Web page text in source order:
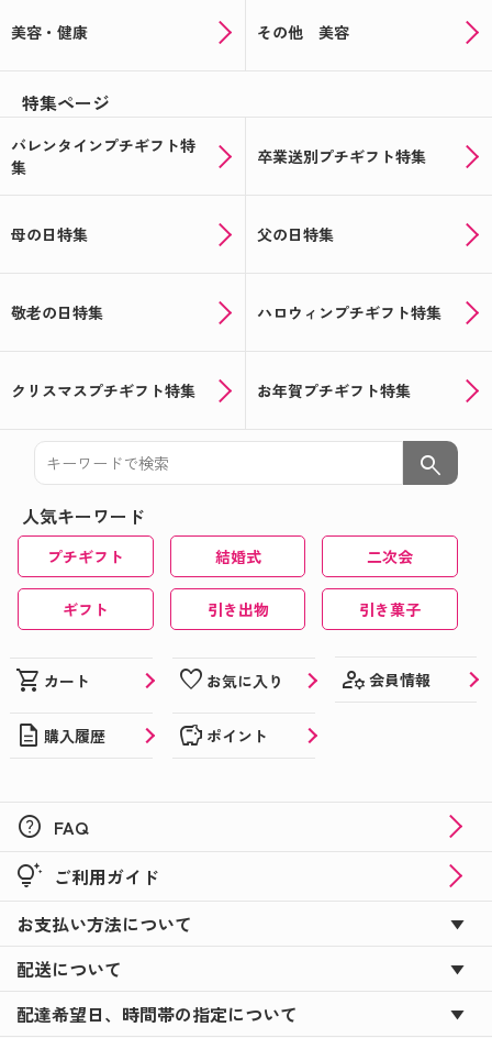
美容・健康 その他 美容
特集ページ
バレンタインプチギフト特
集
卒業送別プチギフト特集
母の日特集 父の日特集
敬老の日特集 ハロウィンプチギフト特集
クリスマスプチギフト特集 お年賀プチギフト特集
search
人気キーワード
プチギフト 結婚式 二次会
ギフト 引き出物 引き菓子
shopping_cart カート favorite お気に入り manage_accounts 会員情報
description 購入履歴 savings ポイント
help FAQ
tips_and_updates ご利用ガイド
お支払い方法について
配送について
配達希望日、時間帯の指定について